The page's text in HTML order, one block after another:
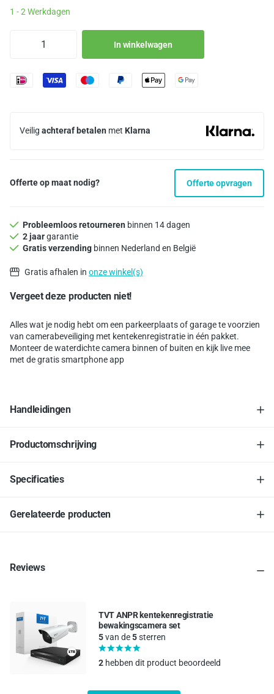
1 - 2 Werkdagen
In winkelwagen
Veilig achteraf betalen met Klarna
Offerte op maat nodig? Offerte opvragen
Probleemloos retourneren binnen 14 dagen
2 jaargarantie
Gratis verzending binnen Nederland en België
Gratis afhalen in onze winkel(s)
Vergeet deze producten niet!
Alles wat je nodig hebt om een parkeerplaats of garage te voorzien
van camerabeveiliging met kentekenregistratie in één pakket.
Monteer de waterdichte camera binnen of buiten en kijk live mee
met de gratis smartphone app
Handleidingen
Productomschrijving
Specificaties
Gerelateerde producten
Reviews
TVT ANPR kentekenregistratie
bewakingscamera set
5van de5sterren
2 hebben dit product beoordeeld